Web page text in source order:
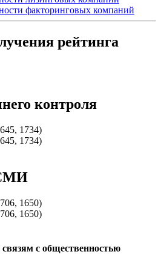
факторинговых компаний
рейтинга
контроля
1734)
1734)
1650)
1650)
с общественностью